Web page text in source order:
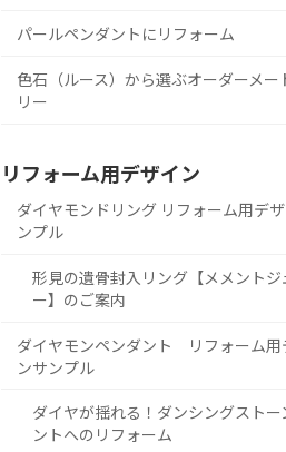
パールペンダントにリフォーム
色石（ルース）から選ぶオーダーメー
リー
リフォーム用デザイン
ダイヤモンドリング リフォーム用デ
ンプル
形見の遺骨封入リング【メメントジ
ー】のご案内
ダイヤモンペンダント リフォーム用
ンサンプル
ダイヤが揺れる！ダンシングストー
ントへのリフォーム